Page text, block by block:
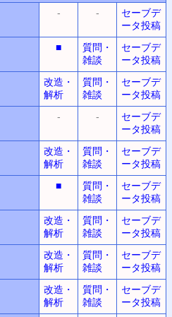
- -
セーブデ
ータ投稿
■
質問・
雑談
セーブデ
ータ投稿
改造・
解析
質問・
雑談
セーブデ
ータ投稿
- -
セーブデ
ータ投稿
改造・
解析
質問・
雑談
セーブデ
ータ投稿
■
質問・
雑談
セーブデ
ータ投稿
改造・
解析
質問・
雑談
セーブデ
ータ投稿
改造・
解析
質問・
雑談
セーブデ
ータ投稿
改造・
解析
質問・
雑談
セーブデ
ータ投稿